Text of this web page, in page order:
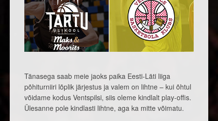
Tänasega saab meie jaoks paika Eesti-Läti liiga
põhiturniiri lõplik järjestus ja valem on lihtne – kui õhtul
võidame kodus Ventspilsi, siis oleme kindlalt play-offis.
Ülesanne pole kindlasti lihtne, aga ka mitte võimatu.